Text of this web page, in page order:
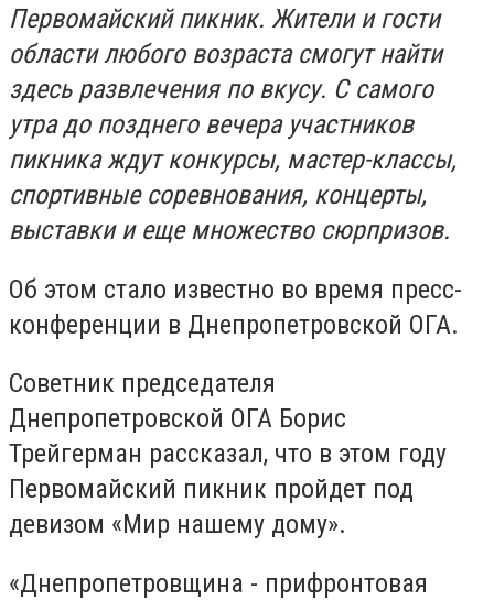
Первомайский пикник. Жители и гости
области любого возраста смогут найти
здесь развлечения по вкусу. С самого
утра до позднего вечера участников
пикника ждут конкурсы, мастер-классы,
спортивные соревнования, концерты,
выставки и еще множество сюрпризов.
Об этом стало известно во время пресс-
конференции в Днепропетровской ОГА.
Советник председателя
Днепропетровской ОГА Борис
Трейгерман рассказал, что в этом году
Первомайский пикник пройдет под
девизом «Мир нашему дому».
«Днепропетровщина - прифронтовая